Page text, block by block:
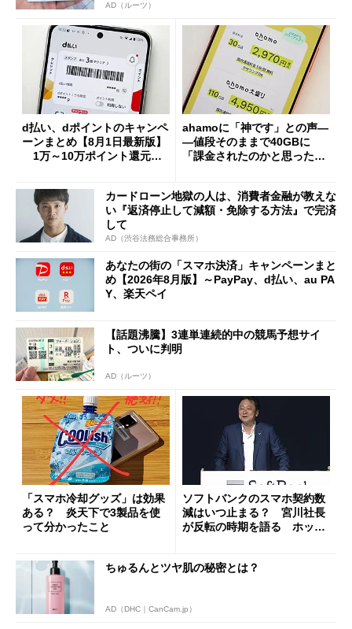
AD（ルーツ）
d払い、dポイントのキャンペ
ーンまとめ【8月1日最新版】
1万～10万ポイント還元の
ahamoに「神です」との声―
―値段そのままで40GBに
「課金されたのかと思った」
カードローン地獄の人は、消費者金融が教えな
い『返済停止して減額・免除する方法』で完済
して
AD（渋谷法務総合事務所）
あなたの街の「スマホ決済」キャンペーンまと
め【2026年8月版】～PayPay、d払い、au PA
Y、楽天ペイ
【話題沸騰】3連単連続的中の競馬予想サイ
ト、ついに判明
AD（ルーツ）
「スマホ冷却グッズ」は効果
ある？ 炎天下で3製品を使
って分かったこと
ソフトバンクのスマホ契約数
減はいつ止まる？ 宮川社長
が反転の時期を語る ホッピ
ちゅるんとツヤ肌の秘密とは？
AD（DHC｜CanCam.jp）